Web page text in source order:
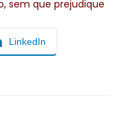
sem que prejudique
LinkedIn